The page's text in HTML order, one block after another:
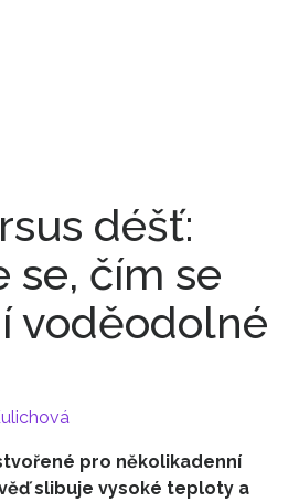
déšť:
se, čím se
voděodolné
pro několikadenní
slibuje vysoké teploty a